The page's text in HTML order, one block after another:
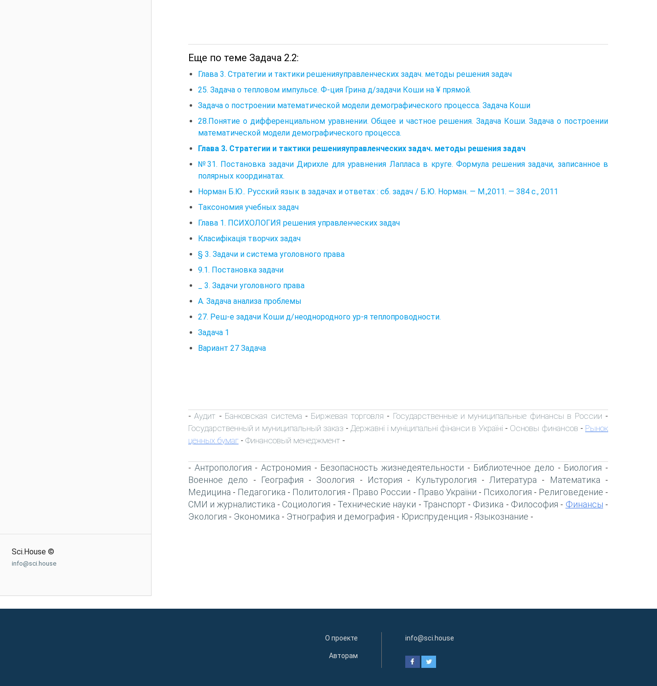
Sci.House ©
info@sci.house
Еще по теме Задача 2.2:
Глава 3. Стратегии и тактики решенияуправленческих задач. методы решения задач
25. Задача о тепловом импульсе. Ф-ция Грина д/задачи Коши на ¥ прямой.
Задача о построении математической модели демографического процесса. Задача Коши
28.Понятие о дифференциальном уравнении. Общее и частное решения. Задача Коши. Задача о построении
математической модели демографического процесса.
Глава 3. Стратегии и тактики решенияуправленческих задач. методы решения задач
№31. Постановка задачи Дирихле для уравнения Лапласа в круге. Формула решения задачи, записанное в
полярных координатах.
Норман Б.Ю.. Русский язык в задачах и ответах : сб. задач / Б.Ю. Норман. — М.,2011. — 384 с., 2011
Таксономия учебных задач
Глава 1. ПСИХОЛОГИЯ решения управленческих задач
Класифікація творчих задач
§ 3. Задачи и система уголовного права
9.1. Постановка задачи
_ 3. Задачи уголовного права
А. Задача анализа проблемы
27. Реш-е задачи Коши д/неоднородного ур-я теплопроводности.
Задача 1
Вариант 27 Задача
-Аудит - Банковская система - Биржевая торговля - Государственные и муниципальные финансы в России -
Государственный и муниципальный заказ - Державні і муніципальні фінанси в Україні - Основы финансов - Рынок
ценных бумаг - Финансовый менеджмент -
- Антропология -Астрономия - Безопасность жизнедеятельности - Библиотечное дело - Биология -
Военное дело - География - Зоология - История - Культурология - Литература - Математика -
Медицина - Педагогика - Политология - Право России - Право України - Психология - Религоведение -
СМИ и журналистика - Социология - Технические науки - Транспорт- Физика - Философия - Финансы -
Экология - Экономика - Этнография и демография - Юриспруденция - Языкознание -
О проекте
Авторам
info@sci.house